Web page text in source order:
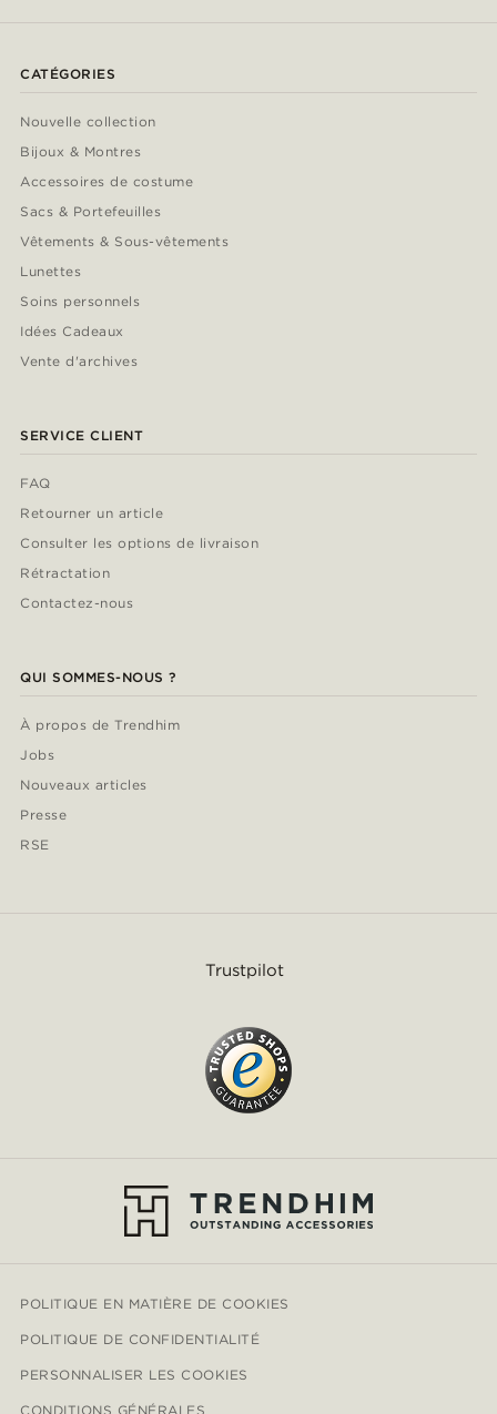
CATÉGORIES
Nouvelle collection
Bijoux & Montres
Accessoires de costume
Sacs & Portefeuilles
Vêtements & Sous-vêtements
Lunettes
Soins personnels
Idées Cadeaux
Vente d'archives
SERVICE CLIENT
FAQ
Retourner un article
Consulter les options de livraison
Rétractation
Contactez-nous
QUI SOMMES-NOUS ?
À propos de Trendhim
Jobs
Nouveaux articles
Presse
RSE
Trustpilot
POLITIQUE EN MATIÈRE DE COOKIES
POLITIQUE DE CONFIDENTIALITÉ
PERSONNALISER LES COOKIES
CONDITIONS GÉNÉRALES